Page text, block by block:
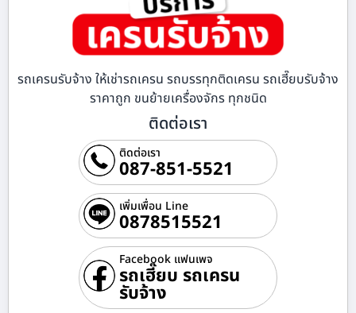
รถเครนรับจ้าง ให้เช่ารถเครน รถบรรทุกติดเครน รถเฮี๊ยบรับจ้าง
ราคาถูก ขนย้ายเครื่องจักร ทุกชนิด
ติดต่อเรา
ติดต่อเรา
087-851-5521
เพิ่มเพื่อน Line
0878515521
Facebook แฟนเพจ
รถเฮี๊ยบ รถเครน
รับจ้าง